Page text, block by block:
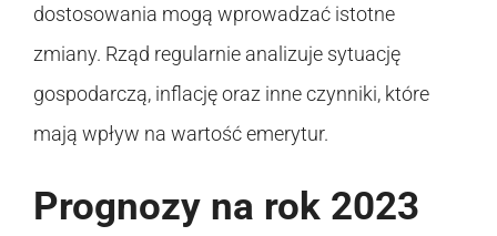
dostosowania mogą wprowadzać istotne
zmiany. Rząd regularnie analizuje sytuację
gospodarczą, inflację oraz inne czynniki, które
mają wpływ na wartość emerytur.
Prognozy na rok 2023